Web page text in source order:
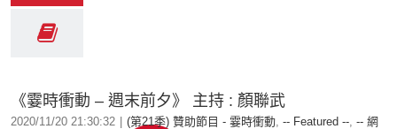
《霎時衝動 – 週末前夕》 主持 : 顏聯武
2020/11/20 21:30:32 (第21季) 贊助節目 - 霎時衝動, -- Featured --, -- 網